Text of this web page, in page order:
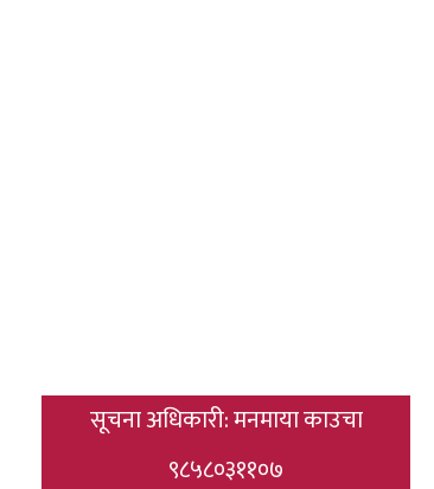
सूचना अधिकारी: मनमाया काउचा
९८५८०३११०७